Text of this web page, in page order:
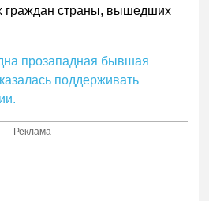
граждан страны, вышедших
прозападная бывшая
поддерживать
Реклама